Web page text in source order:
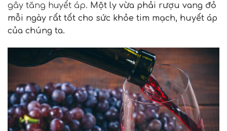
gây tăng huyết áp. Một ly vừa phải rượu vang đỏ
mỗi ngày rất tốt cho sức khỏe tim mạch, huyết áp
của chúng ta.